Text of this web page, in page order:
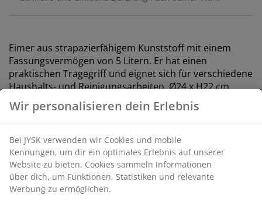
Eimer aus strapazierfähigem Kunststoff mit einem
Fassungsvermögen von 5 Litern. Er hat einen
praktischen Tragegriff und eignet sich für verschiedene
Haushalts- und Reinigungsarbeiten. Ø24 x H22 cm
Artikelnummer: 4912873
Produkteigenschaften
Wir personalisieren dein Erlebnis
Bei JYSK verwenden wir Cookies und mobile Kennungen,
um dir ein optimales Erlebnis auf unserer Website zu
bieten. Cookies sammeln Informationen über dich, um